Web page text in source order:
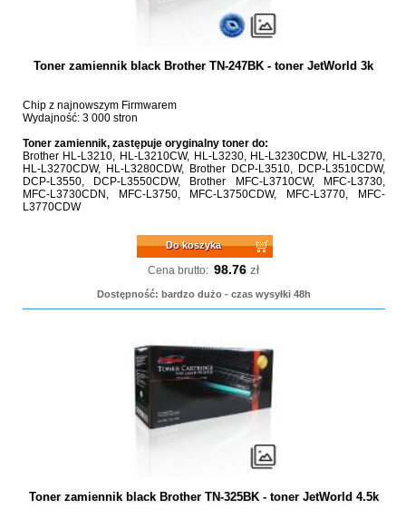
Toner zamiennik black Brother TN-247BK - toner JetWorld 3k
Chip z najnowszym Firmwarem
Wydajność: 3 000 stron
Toner zamiennik, zastępuje oryginalny toner do:
Brother HL-L3210, HL-L3210CW, HL-L3230, HL-L3230CDW, HL-L3270,
HL-L3270CDW, HL-L3280CDW, Brother DCP-L3510, DCP-L3510CDW,
DCP-L3550, DCP-L3550CDW, Brother MFC-L3710CW, MFC-L3730,
MFC-L3730CDN, MFC-L3750, MFC-L3750CDW, MFC-L3770, MFC-
L3770CDW
Do koszyka
Cena brutto: 98.76 zł
Dostępność: bardzo dużo - czas wysyłki 48h
Toner zamiennik black Brother TN-325BK - toner JetWorld 4.5k